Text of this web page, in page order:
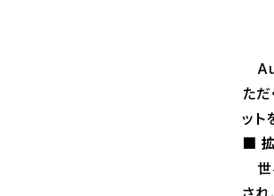
た
ット
■ 拡
世